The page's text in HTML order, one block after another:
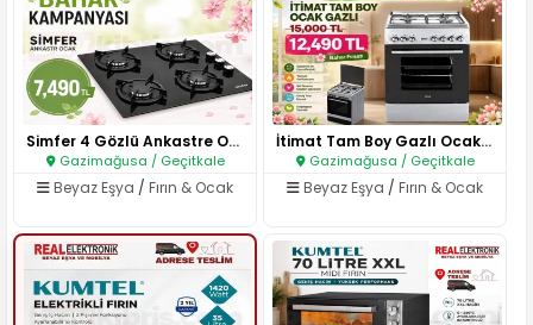
Simfer 4 Gözlü Ankastre Ocak..
Gazimağusa / Geçitkale
Beyaz Eşya / Fırın & Ocak
İtimat Tam Boy Gazlı Ocaklı Fı..
Gazimağusa / Geçitkale
Beyaz Eşya /Fırın & Ocak